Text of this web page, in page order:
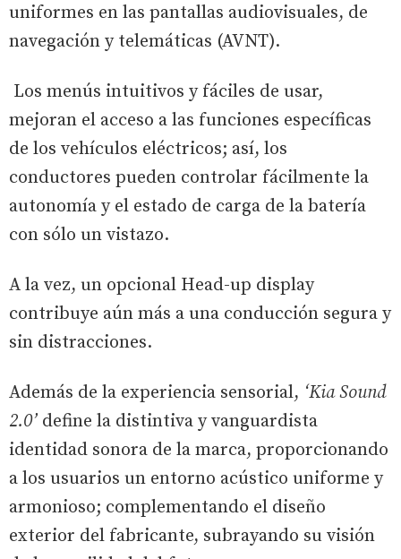
uniformes en las pantallas audiovisuales, de
navegación y telemáticas (AVNT).
Los menús intuitivos y fáciles de usar,
mejoran el acceso a las funciones específicas
de los vehículos eléctricos; así, los
conductores pueden controlar fácilmente la
autonomía y el estado de carga de la batería
con sólo un vistazo.
A la vez, un opcional Head-up display
contribuye aún más a una conducción segura y
sin distracciones.
Además de la experiencia sensorial, ‘Kia Sound
2.0’ define la distintiva y vanguardista
identidad sonora de la marca, proporcionando
a los usuarios un entorno acústico uniforme y
armonioso; complementando el diseño
exterior del fabricante, subrayando su visión